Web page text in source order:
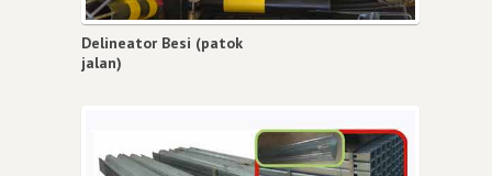
Delineator Besi (patok
jalan)